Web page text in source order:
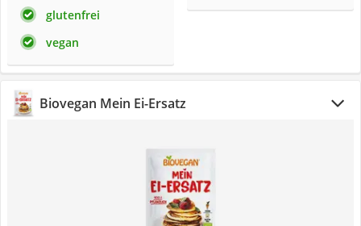
glutenfrei
vegan
Biovegan Mein Ei-Ersatz